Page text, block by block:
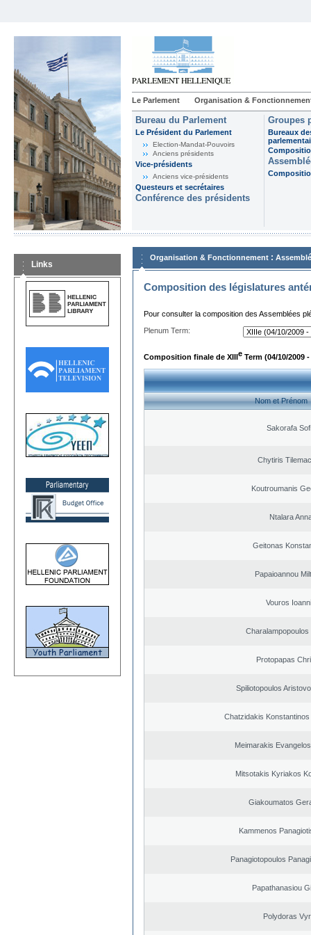
Le Parlement Organisation &
Bureau du Parlement
Le Président du Parlement
Election-Mandat-Pouvoirs
Anciens présidents
Vice-présidents
Anciens vice-présidents
Questeurs et secrétaires
Conférence des présidents
Groupes
Bureaux
Links
Organisation & Fonctionnement :
Composition des législatures
Pour consulter la composition des Assemblées
Plenum Term:
Composition finale de XIIIe Term (04/10/2009 -
Nom et Prénom
Sakorafa
Chytiris
Koutroumanis
Ntalara
Geitonas
Papaioannou
Vouros
Charalampopoulos
Protopapas
Spiliotopoulos
Chatzidakis
Meimarakis
Mitsotakis Kyriakos
Giakoumatos
Kammenos
Panagiotopoulos
Papathanasiou
Polydoras